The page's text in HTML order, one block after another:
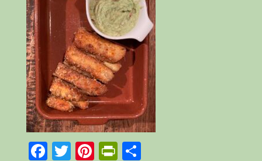
Facebook
TwitterPinterest
PrintFriendly